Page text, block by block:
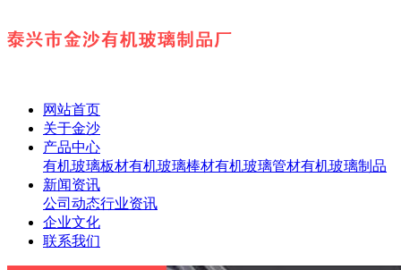
网站首页
关于金沙
产品中心
有机玻璃板材有机玻璃棒材有机玻璃管材有机玻璃制品
新闻资讯
公司动态行业资讯
企业文化
联系我们